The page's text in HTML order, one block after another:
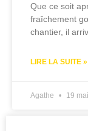
Que ce soit
fraîchement
chantier, il
LIRE LA SUITE »
Agathe 19